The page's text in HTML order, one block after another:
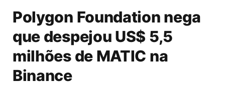
Polygon Foundation nega
que despejou US$ 5,5
milhões de MATIC na
Binance